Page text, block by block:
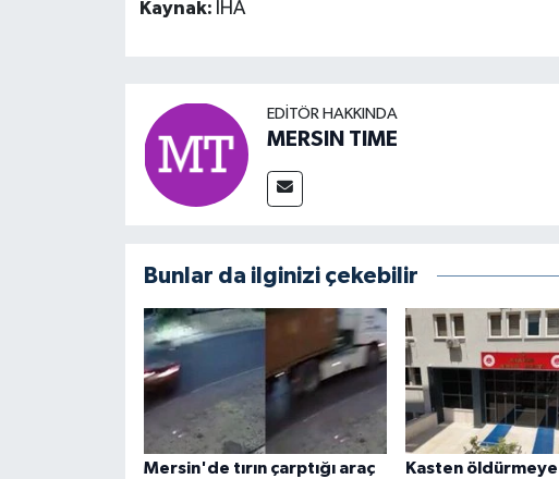
Kaynak: İHA
EDITÖR HAKKINDA
MERSIN TIME
Bunlar da ilginizi çekebilir
Mersin'de tırın çarptığı araç
Kasten